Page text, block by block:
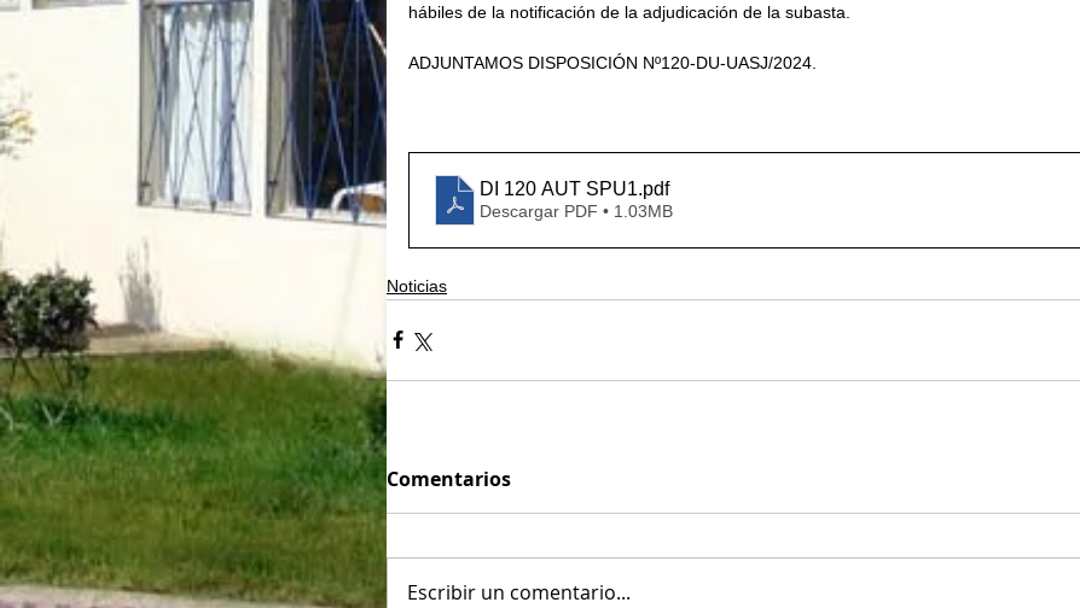
hábiles de la notificación de la adjudicación de la subasta.
ADJUNTAMOS DISPOSICIÓN Nº120-DU-UASJ/2024.
DI 120 AUT SPU1.pdf
Descargar PDF • 1.03MB
Noticias
Comentarios
Escribir un comentario...